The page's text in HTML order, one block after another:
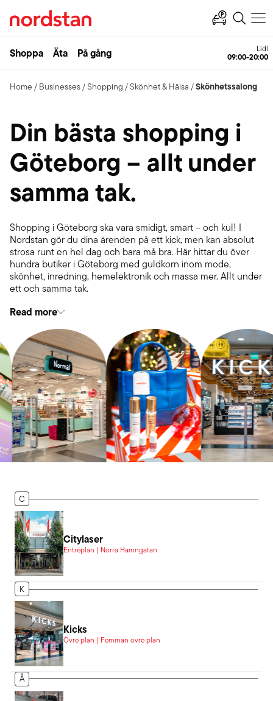
Shoppa Äta På gång Lidl
09:00-20:00
Home / Businesses/Shopping /Skönhet & Hälsa /Skönhetssalong
Din bästa shopping i
Göteborg – allt under
samma tak.
Shopping i Göteborg ska vara smidigt, smart – och kul! I
Nordstan gör du dina ärenden på ett kick, men kan absolut
strosa runt en hel dag och bara må bra. Här hittar du över
hundra butiker i Göteborg med guldkorn inom mode,
skönhet, inredning, hemelektronik och massa mer. Allt under
ett och samma tak.
Read more
C
Citylaser
Entréplan | Norra Hamngatan
K
Kicks
Övre plan | Femman övre plan
Å